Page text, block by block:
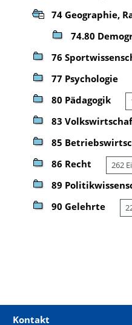
74 Geographie,
74.80
76
77 Psychologie
80 Pädagogik
83
85
86 Recht 262
89
90 Gelehrte
Kontakt